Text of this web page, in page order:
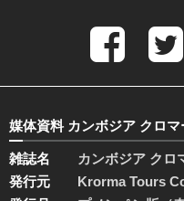
媒体資料 カンボジア クロ
雑誌名
カンボジア クロ
発行元
Krorma Tours